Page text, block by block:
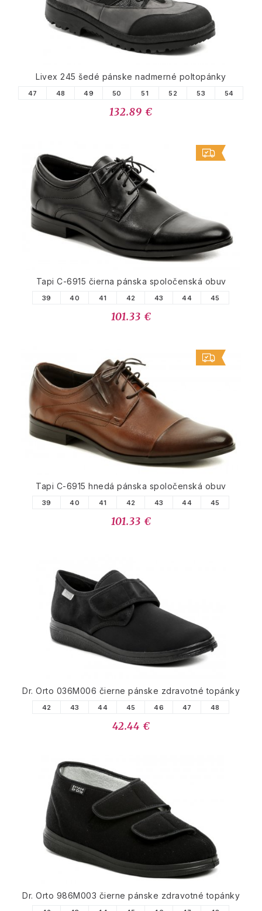
Livex 245 šedé pánske nadmerné poltopánky
47 48 49 50 51 52 53 54
132.89 €
Tapi C-6915 čierna pánska spoločenská obuv
39 40 41 42 43 44 45
101.33 €
Tapi C-6915 hnedá pánska spoločenská obuv
39 40 41 42 43 44 45
101.33 €
Dr. Orto 036M006 čierne pánske zdravotné topánky
42 43 44 45 46 47 48
42.44 €
Dr. Orto 986M003 čierne pánske zdravotné topánky